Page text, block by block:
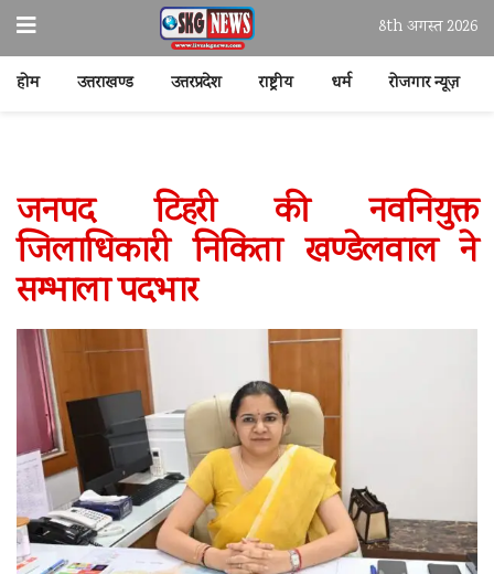
8th अगस्त 2026
होम उत्तराखण्ड उत्तरप्रदेश राष्ट्रीय धर्म रोजगार न्यूज़
जनपद टिहरी की नवनियुक्त
जिलाधिकारी निकिता खण्डेलवाल ने
सम्भाला पदभार